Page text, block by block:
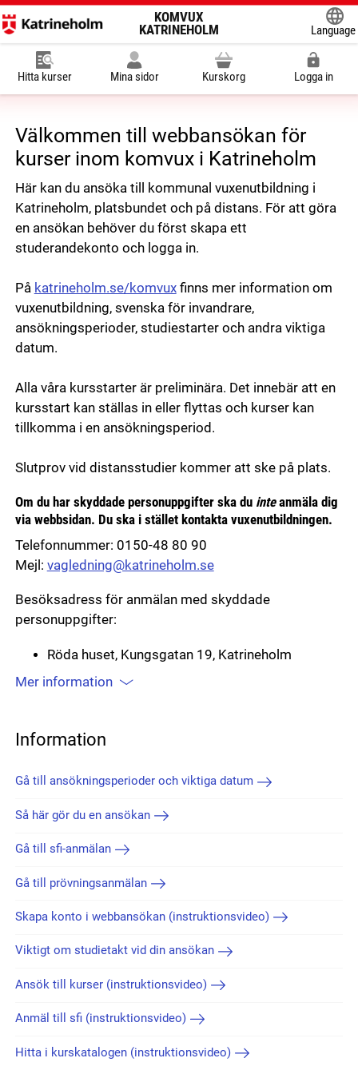
KOMVUX
KATRINEHOLM
Language
Hitta kurser Mina sidor Kurskorg Logga in
Välkommen till webbansökan för
kurser inom komvux i Katrineholm
Här kan du ansöka till kommunal vuxenutbildning i
Katrineholm, platsbundet och på distans. För att göra
en ansökan behöver du först skapa ett
studerandekonto och logga in.
På katrineholm.se/komvuxfinns mer information om
vuxenutbildning, svenska för invandrare,
ansökningsperioder, studiestarter och andra viktiga
datum.
Alla våra kursstarter är preliminära. Det innebär att en
kursstart kan ställas in eller flyttas och kurser kan
tillkomma i en ansökningsperiod.
Slutprov vid distansstudier kommer att ske på plats.
Om du har skyddade personuppgifter ska du inteanmäla dig
via webbsidan. Du ska i stället kontakta vuxenutbildningen.
Telefonnummer: 0150-48 80 90
Mejl: vagledning@katrineholm.se
Besöksadress för anmälan med skyddade
personuppgifter:
Röda huset, Kungsgatan 19, Katrineholm
Mer information
Information
Gå till ansökningsperioder och viktiga datum
Så här gör du en ansökan
Gå till sfi-anmälan
Gå till prövningsanmälan
Skapa konto i webbansökan (instruktionsvideo)
Viktigt om studietakt vid din ansökan
Ansök till kurser (instruktionsvideo)
Anmäl till sfi (instruktionsvideo)
Hitta i kurskatalogen (instruktionsvideo)